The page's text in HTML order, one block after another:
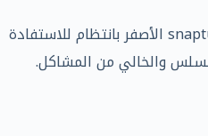
من الضروري تحديث تطبيق snaptube الأصفر بانتظام للاستفادة
والخالي من المشاكل.